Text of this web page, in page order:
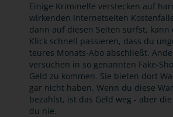
Einige Kriminelle verstecken auf
wirkenden Internetseiten
dann auf diesen Seiten surfst, kann
Klick schnell passieren, dass du
teures Monats-Abo abschließt.
versuchen in so genannten Fake-
Geld zu kommen. Sie bieten dort
gar nicht haben. Wenn du diese
bezahlst, ist das Geld weg - aber
du nie.